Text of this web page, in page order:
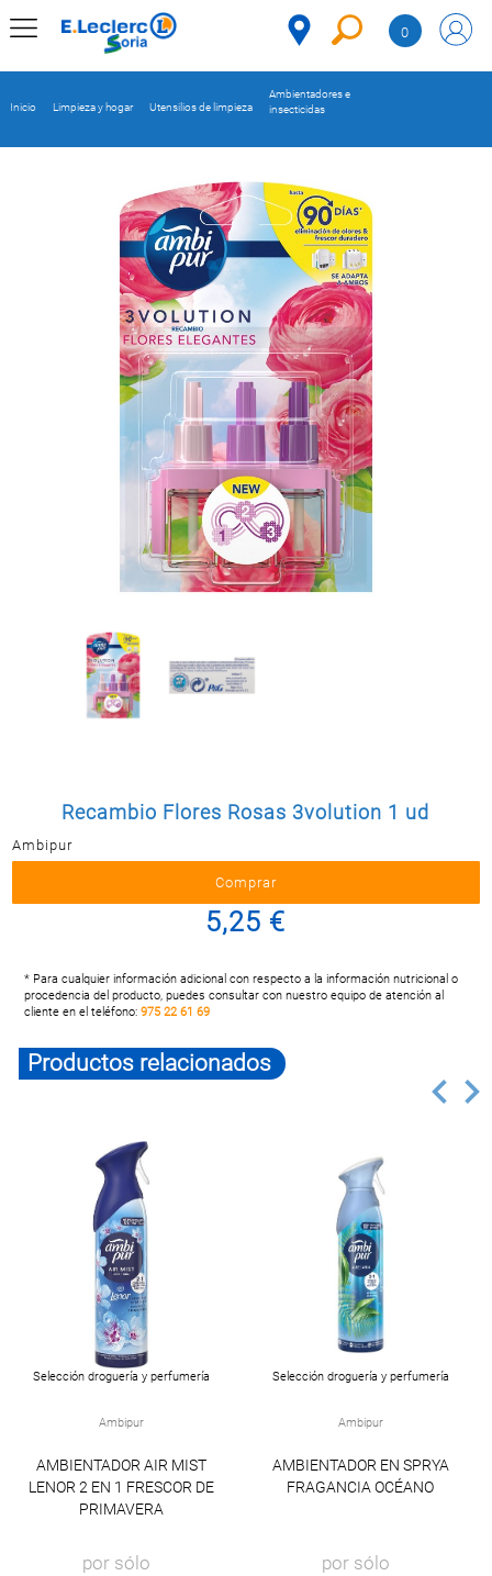
Postal
0
Inicio Limpieza y hogar Utensilios de limpieza
Ambientadores e
insecticidas
Recambio Flores Rosas 3volution 1 ud
Ambipur
5,25 €
* Para cualquier información adicional con respecto a la información nutricional o
procedencia del producto, puedes consultar con nuestro equipo de atención al
cliente en el teléfono:975 22 61 69
Productos relacionados
Selección droguería y perfumería
Ambipur
AMBIENTADOR AIR MIST
LENOR 2 EN 1 FRESCOR DE
PRIMAVERA
por sólo
Selección droguería y perfumería
Ambipur
AMBIENTADOR EN SPRYA
FRAGANCIA OCÉANO
por sólo